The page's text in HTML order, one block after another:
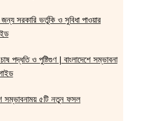
সরকারি ভর্তুকি ও সুবিধা পাওয়ার
পদ্ধতি ও পুষ্টিগুণ | বাংলাদেশে সম্ভাবনা
সম্ভাবনাময় ৫টি নতুন ফসল